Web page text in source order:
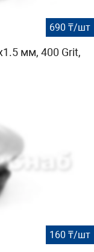
690 ₸/шт
мм, 400 Grit,
160 ₸/шт